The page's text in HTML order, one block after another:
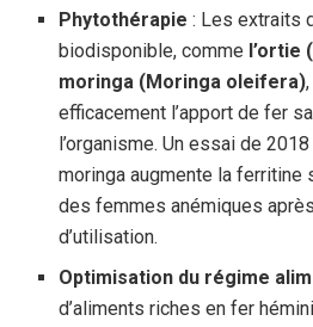
Phytothérapie : Les extraits
biodisponible, comme l’ortie
moringa (Moringa oleifera)
efficacement l’apport de fer
l’organisme. Un essai de
moringa augmente la ferritine
des femmes anémiques
d’utilisation.
Optimisation du régime
d’aliments riches en fer